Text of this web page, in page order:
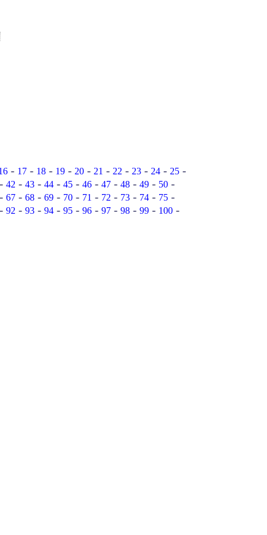
- 17 - 18 - 19 - 20 - 21 - 22 - 23 - 24 - 25 -
42 - 43 - 44 - 45 - 46 - 47 - 48 - 49 - 50 -
67 - 68 - 69 - 70 - 71 - 72 - 73 - 74 - 75 -
92 - 93 - 94 - 95 - 96 - 97 - 98 - 99 - 100 -